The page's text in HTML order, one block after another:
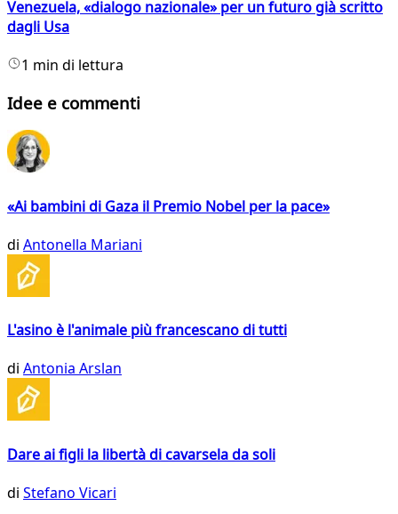
Venezuela, «dialogo nazionale» per un futuro già scritto
dagli Usa
1 min di lettura
Idee e commenti
«Ai bambini di Gaza il Premio Nobel per la pace»
di Antonella Mariani
L'asino è l'animale più francescano di tutti
di Antonia Arslan
Dare ai figli la libertà di cavarsela da soli
di Stefano Vicari